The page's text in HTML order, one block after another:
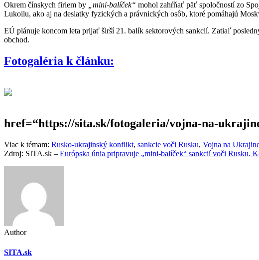
Okrem čínskych firiem by „mini-balíček“ mohol zahŕňať päť spoločností zo
Lukoilu, ako aj na desiatky fyzických a právnických osôb, ktoré pomáhajú
EÚ plánuje koncom leta prijať širší 21. balík sektorových sankcií. Zatiaľ
obchod.
Fotogaléria k článku:
href=“https://sita.sk/fotogaleria/vojna-na-
Viac k témam: Rusko-ukrajinský konflikt, sankcie voči Rusku, Vojna na
Zdroj: SITA.sk – Európska únia pripravuje „mini-balíček“ sankcií voči Rusku.
Author
SITA.sk